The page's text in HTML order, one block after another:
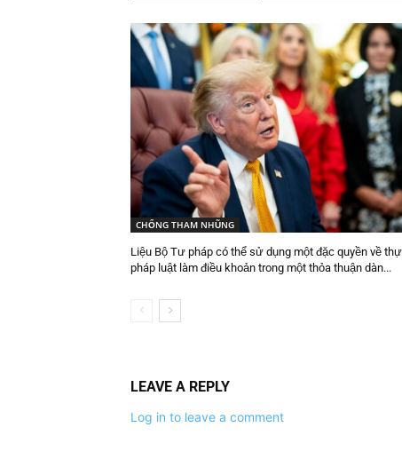
CHỐNG THAM NHŨNG
Liệu Bộ Tư pháp có thể sử dụng một đặc quyền về
pháp luật làm điều khoản trong một thỏa thuận dàn...
LEAVE A REPLY
Log in to leave a comment